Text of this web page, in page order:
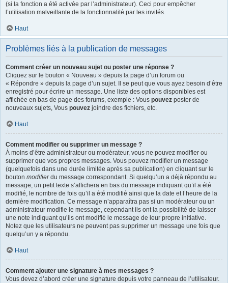
(si la fonction a été activée par l’administrateur). Ceci pour empêcher
l’utilisation malveillante de la fonctionnalité par les invités.
Haut
Problèmes liés à la publication de messages
Comment créer un nouveau sujet ou poster une réponse ?
Cliquez sur le bouton « Nouveau » depuis la page d’un forum ou
« Répondre » depuis la page d’un sujet. Il se peut que vous ayez besoin d’être
enregistré pour écrire un message. Une liste des options disponibles est
affichée en bas de page des forums, exemple : Vous pouvez poster de
nouveaux sujets, Vous pouvez joindre des fichiers, etc.
Haut
Comment modifier ou supprimer un message ?
À moins d’être administrateur ou modérateur, vous ne pouvez modifier ou
supprimer que vos propres messages. Vous pouvez modifier un message
(quelquefois dans une durée limitée après sa publication) en cliquant sur le
bouton modifierdu message correspondant. Si quelqu’un a déjà répondu au
message, un petit texte s’affichera en bas du message indiquant qu’il a été
modifié, le nombre de fois qu’il a été modifié ainsi que la date et l’heure de la
dernière modification. Ce message n’apparaîtra pas si un modérateur ou un
administrateur modifie le message, cependant ils ont la possibilité de laisser
une note indiquant qu’ils ont modifié le message de leur propre initiative.
Notez que les utilisateurs ne peuvent pas supprimer un message une fois que
quelqu’un y a répondu.
Haut
Comment ajouter une signature à mes messages ?
Vous devez d’abord créer une signature depuis votre panneau de l’utilisateur.